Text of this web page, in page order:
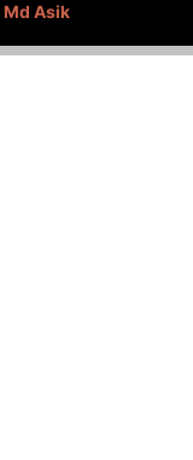
Md Asik